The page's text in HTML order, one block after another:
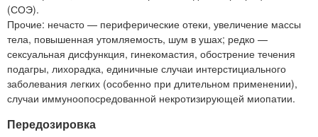
(СОЭ).
Прочие: нечасто — периферические отеки, увеличение массы
тела, повышенная утомляемость, шум в ушах; редко —
сексуальная дисфункция, гинекомастия, обострение течения
подагры, лихорадка, единичные случаи интерстициального
заболевания легких (особенно при длительном применении),
случаи иммуноопосредованной некротизирующей миопатии.
Передозировка